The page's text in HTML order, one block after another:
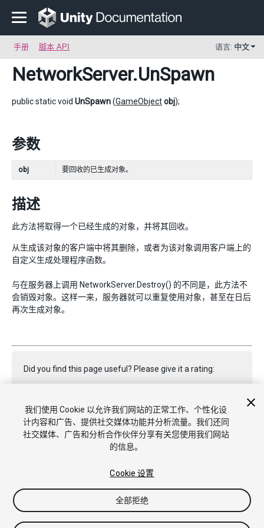
手册 脚本 API 语言: 中文
NetworkServer.UnSpawn
public static void UnSpawn(GameObjectobj);
参数
obj 要回收的已生成对象。
描述
此方法将取得一个已经生成的对象，并将其回收。
从生成该对象的客户端中将其删除，或者为该对象调用客户端上的
自定义生成处理程序函数。
与在服务器上调用 NetworkServer.Destroy() 的不同是，此方法不
会销毁对象。这样一来，服务器就可以重复使用对象，甚至在日后
再次生成对象。
Did you find this page useful? Please give it a rating:
Report a problem on this page
Copyright © 2018 Unity Technologies. Publication 2017.3
我们使用 Cookie 以允许我们网站的正常工作、个性化设
计内容和广告、提供社交媒体功能并分析流量。我们还同
社交媒体、广告和分析合作伙伴分享有关您使用我们网站
的信息。
Cookie 设置
全部拒绝